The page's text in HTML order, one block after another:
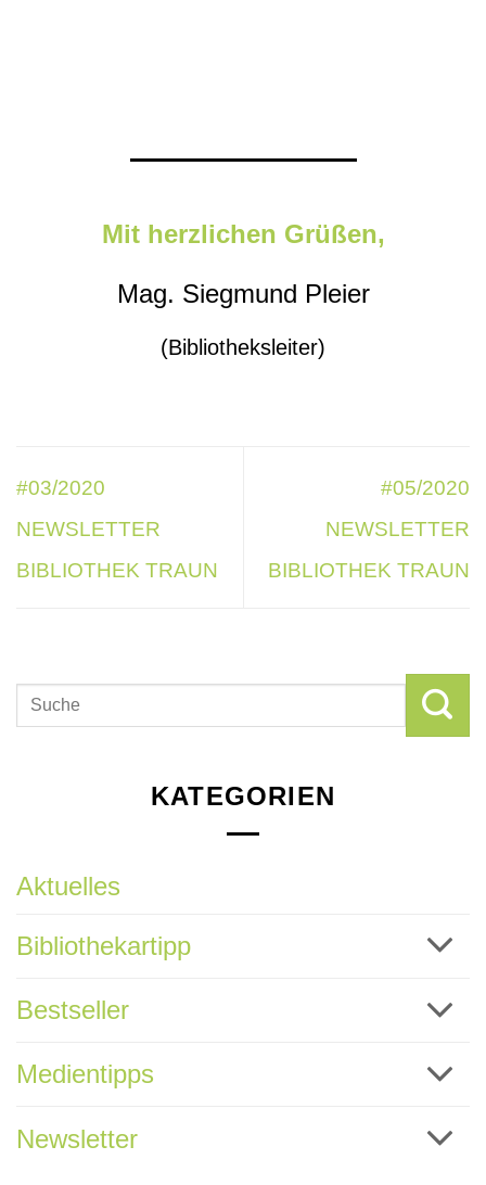
Mit herzlichen Grüßen,
Mag. Siegmund Pleier
(Bibliotheksleiter)
#03/2020
NEWSLETTER
BIBLIOTHEK TRAUN
#05/2020
NEWSLETTER
BIBLIOTHEK TRAUN
KATEGORIEN
Aktuelles
Bibliothekartipp
Bestseller
Medientipps
Newsletter